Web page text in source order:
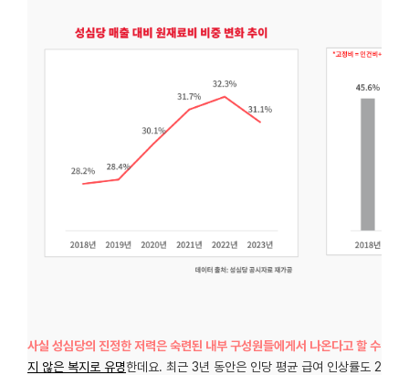
사실 성심당의 진정한 저력은 숙련된 내부 구성원들에게서 나온다고 할 수 있습
지 않은 복지로 유명한데요. 최근 3년 동안은 인당 평균 급여 인상률도 20%